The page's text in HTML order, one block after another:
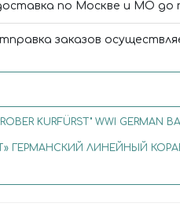
по Москве и МО до
заказов
KURFÜRST" WWI GERMAN
ГЕРМАНСКИЙ ЛИНЕЙНЫЙ